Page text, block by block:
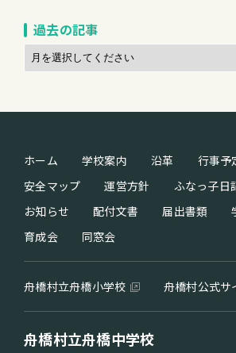
過去の記事
ホーム 学校案内 沿革
行事予
安全マップ
運営方針
ふなっ子日
お知らせ
配付文書 届出書類
育成会
同窓会
舟橋村立舟橋小学校 舟橋村公式サ
舟橋村立舟橋中学校